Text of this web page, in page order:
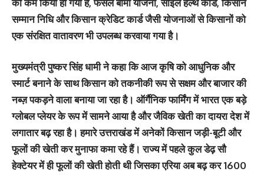
सम्मान निधि और किसान क्रेडिट कार्ड जैसी योजनाओं से किसानों को
एक संरक्षित वातावरण भी उपलब्ध करवाया गया है।
मुख्यमंत्री पुष्कर सिंह धामी ने कहा कि आज कृषि को आधुनिक और
स्मार्ट बनाने के साथ किसान को तकनीकी रूप से सक्षम और बाजार की
नब्ज़ पकड़ने वाला बनाया जा रहा है। ऑर्गैनिक फार्मिंग में भारत एक बड़े
ग्लोबल प्लेयर के रूप में सामने आया है और जैविक खेती का दायरा देश में
लगातार बढ़ रहा है। हमारे उत्तराखंड में अनेकों किसान जड़ी-बूटी और
फूलों की खेती कर मुनाफा कमा रहे हैं। राज्य में पहले कुल डेढ़ सौ
हेक्टेयर में ही फूलों की खेती होती थी जिसका एरिया अब बढ़ कर 1600